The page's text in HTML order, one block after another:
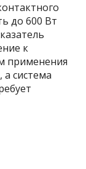
до 600 Вт
к
применения
а система